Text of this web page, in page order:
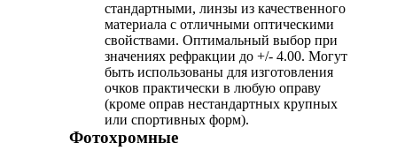
стандартными, линзы из качественного
материала с отличными оптическими
свойствами. Оптимальный выбор при
значениях рефракции до +/- 4.00. Могут
быть использованы для изготовления
очков практически в любую оправу
(кроме оправ нестандартных крупных
или спортивных форм).
Фотохромные